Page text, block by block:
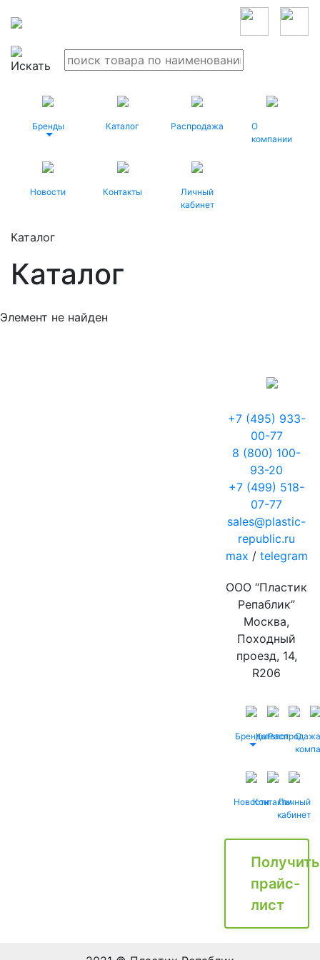
Бренды Каталог Распродажа
О
компании
Новости Контакты
Личный
кабинет
Каталог
Каталог
Элемент не найден
+7 (495) 933-
00-77
8 (800) 100-
93-20
+7 (499) 518-
07-77
sales@plastic-
republic.ru
max / telegram
ООО “Пластик
Репаблик”
Москва,
Походный
проезд, 14,
R206
БрендыКаталог
Распродажа
О
НовостиКонтактыЛичный
кабинет
Получить
прайс-
лист